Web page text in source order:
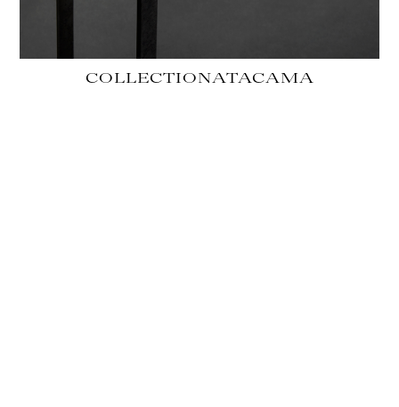
COLLECTIONATACAMA